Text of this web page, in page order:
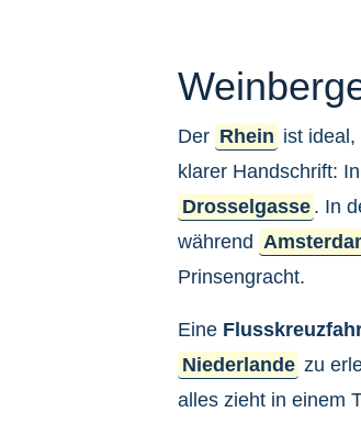
Der Rhein ist
klarer Handschrift: In
Drosselgasse . In
während
Prinsengracht.
Eine
Niederlande zu
alles zieht in einem